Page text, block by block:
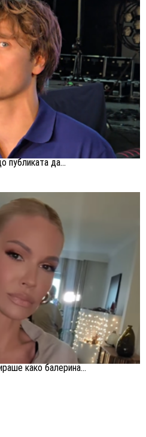
публиката да...
како балерина...